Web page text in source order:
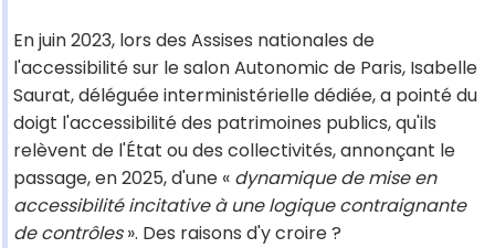
En juin 2023, lors des Assises nationales de
l'accessibilité sur le salon Autonomic de Paris, Isabelle
Saurat, déléguée interministérielle dédiée, a pointé du
doigt l'accessibilité des patrimoines publics, qu'ils
relèvent de l'État ou des collectivités, annonçant le
passage, en 2025, d'une « dynamique de mise en
accessibilité incitative à une logique contraignante
de contrôles». Des raisons d'y croire ?